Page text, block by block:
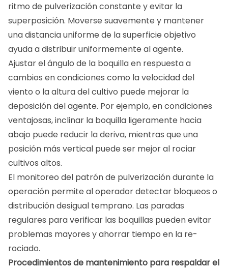
ritmo de pulverización constante y evitar la
superposición. Moverse suavemente y mantener
una distancia uniforme de la superficie objetivo
ayuda a distribuir uniformemente al agente.
Ajustar el ángulo de la boquilla en respuesta a
cambios en condiciones como la velocidad del
viento o la altura del cultivo puede mejorar la
deposición del agente. Por ejemplo, en condiciones
ventajosas, inclinar la boquilla ligeramente hacia
abajo puede reducir la deriva, mientras que una
posición más vertical puede ser mejor al rociar
cultivos altos.
El monitoreo del patrón de pulverización durante la
operación permite al operador detectar bloqueos o
distribución desigual temprano. Las paradas
regulares para verificar las boquillas pueden evitar
problemas mayores y ahorrar tiempo en la re-
rociado.
Procedimientos de mantenimiento para respaldar el